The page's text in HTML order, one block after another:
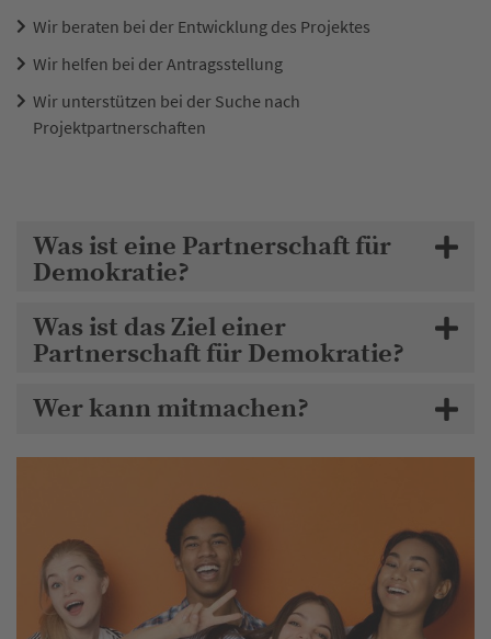
Wir beraten bei der Entwicklung des Projektes
Wir helfen bei der Antragsstellung
Wir unterstützen bei der Suche nach
Projektpartnerschaften
Was ist eine Partnerschaft für
Demokratie?
Was ist das Ziel einer
Partnerschaft für Demokratie?
Wer kann mitmachen?